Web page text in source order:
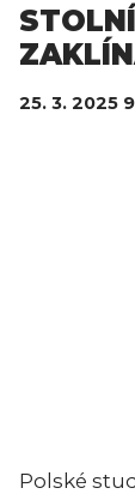
25. 3. 2025
Polské